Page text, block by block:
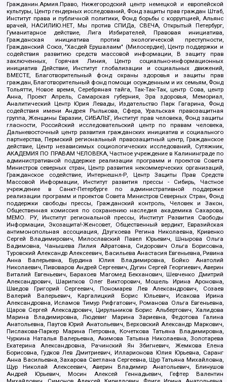
Гражданин.Армия.Право, Нижегородский центр немецкой и европейской
культуры, Центр гендерных исследований, Фонд защиты прав граждан Штаб,
Институт права и публичной политики, Фонд борьбы с коррупцией, Альянс
врачей, НАСИЛИЮ.НЕТ, Мы против СПИДа, СВЕЧА, Открытый Петербург,
Гуманитарное действие, Лига Избирателей, Правовая инициатива,
Гражданская инициатива против экологической преступности,
Гражданский Союз, "Хасдей Ерушалаим" (Милосердие), Центр поддержки и
содействия развитию средств массовой информации, В защиту прав
заключенных, Горячая Линия, Центр социально-информационных
инициатив Действие, Институт глобализации и социальных движений,
ВМЕСТЕ, Благотворительный фонд охраны здоровья и защиты прав
граждан, Благотворительный фонд помощи осужденным и их семьям, Фонд
Тольятти, Новое время, Серебряная тайга, Так-Так-Так, центр Сова, центр
Анна, Проект Апрель, Самарская губерния, Эра здоровья, Мемориал,
Аналитический Центр Юрия Левады, Издательство Парк Гагарина, Фонд
содействия имени Андрея Рылькова, Сфера, Уральская правозащитная
группа, Женщины Евразии, СИБАЛЬТ, Институт прав человека, Фонд защиты
гласности, Российский исследовательский центр по правам человека,
Дальневосточный центр развития гражданских инициатив и социального
партнерства, Пермский региональный правозащитный центр, Гражданское
действие, Центр независимых социологических исследований, Сутяжник,
АКАДЕМИЯ ПО ПРАВАМ ЧЕЛОВЕКА, Частное учреждение в Калининграде по
административной поддержке реализации программ и проектов Совета
Министров северных стран, Центр развития некоммерческих организаций,
Гражданское содействие, Интернешнл-Р, Центр Защиты Прав Средств
Массовой Информации, Институт развития прессы - Сибирь, Частное
учреждение в Санкт-Петербурге по административной поддержке
реализации программ и проектов Совета Министров Северных Стран, Фонд
поддержки свободы прессы, Гражданский контроль, Человек и Закон,
Общественная комиссия по сохранению наследия академика Сахарова,
МЕМО. РУ, Институт региональной прессы, Институт Развития Свободы
Информации, Экозащита!-Женсовет, Общественный вердикт, Евразийская
антимонопольная ассоциация, Дзугкоева Регина Николаевна, Кривенко
Сергей Владимирович, Милославский Павел Юрьевич, Шнырова Ольга
Вадимовна, Чанышева Лилия Айратовна, Сидорович Ольга Борисовна,
Туровский Александр Алексеевич, Васильева Анастасия Евгеньевна, Ривина
Анна Валерьевна, Бурдина Юлия Владимировна, Бойко Анатолий
Николаевич, Пивоваров Андрей Сергеевич, Дугин Сергей Георгиевич, Аверин
Виталий Евгеньевич, Барахоев Магомед Бекханович, Шевченко Дмитрий
Александрович, Шарипков Олег Викторович, Мошель Ирина Ароновна,
Шведов Григорий Сергеевич, Пономарев Лев Александрович, Созаев
Валерий Валерьевич, Каргалицкий Борис Юльевич, Исакова Ирина
Александровна, Исламов Тимур Рифгатович, Романова Ольга Евгеньевна,
Щаров Сергей Алексадрович, Цирульников Борис Альбертович, Халидова
Марина Владимировна, Людевиг Марина Зариевна, Федотова Галина
Анатольевна, Паутов Юрий Анатольевич, Верховский Александр Маркович,
Пислакова-Паркер Марина Петровна, Кочеткова Татьяна Владимировна,
Чуркина Наталья Валерьевна, Акимова Татьяна Николаевна, Золотарева
Екатерина Александровна, Рачинский Ян Збигневич, Жемкова Елена
Борисовна, Гудков Лев Дмитриевич, Илларионова Юлия Юрьевна, Саранг
Анна Васильевна, Захарова Светлана Сергеевна, Щур Татьяна Михайловна,
Щур Николай Алексеевич, Аверин Владимир Анатольевич, Блинушов
Андрей Юрьевич, Мосин Алексей Геннадьевич, Гефтер Валентин